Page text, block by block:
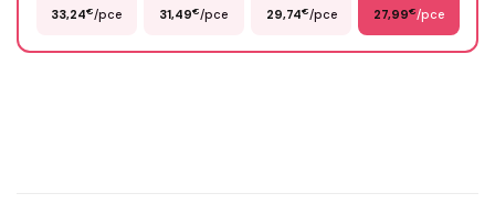
33,24€/pce 31,49€/pce 29,74€/pce 27,99€/pce